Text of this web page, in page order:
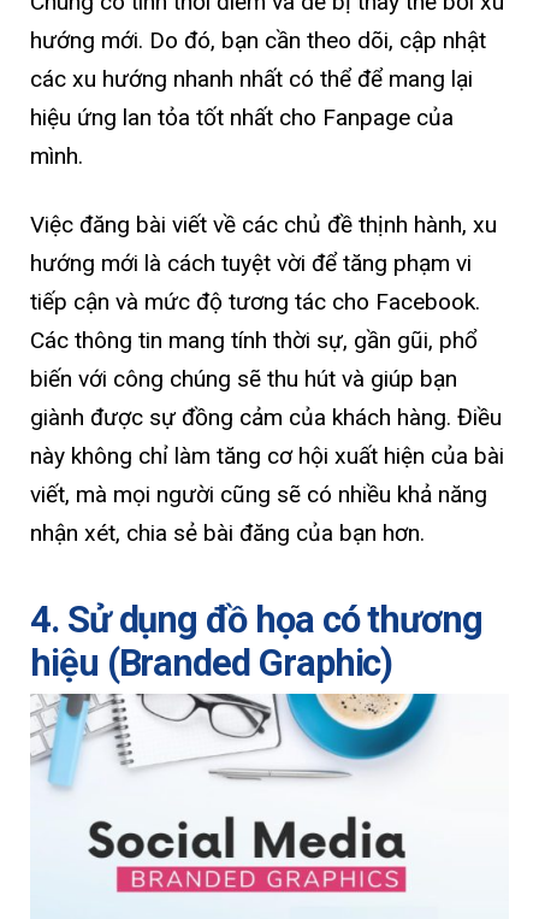
hướng mới. Do đó, bạn cần theo dõi, cập nhật
các xu hướng nhanh nhất có thể để mang lại
hiệu ứng lan tỏa tốt nhất cho Fanpage của
mình.
Việc đăng bài viết về các chủ đề thịnh hành, xu
hướng mới là cách tuyệt vời để tăng phạm vi
tiếp cận và mức độ tương tác cho Facebook.
Các thông tin mang tính thời sự, gần gũi, phổ
biến với công chúng sẽ thu hút và giúp bạn
giành được sự đồng cảm của khách hàng. Điều
này không chỉ làm tăng cơ hội xuất hiện của bài
viết, mà mọi người cũng sẽ có nhiều khả năng
nhận xét, chia sẻ bài đăng của bạn hơn.
4. Sử dụng đồ họa có thương
hiệu (Branded Graphic)